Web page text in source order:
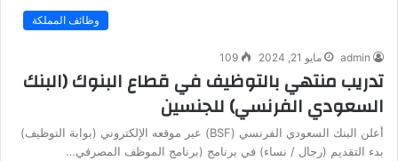
وظائف المملكة
admin مايو 21, 2024 109
تدريب منتهي بالتوظيف في قطاع البنوك (البنك
السعودي الفرنسي) للجنسين
أعلن البنك السعودي الفرنسي (BSF) عبر موقعه الإلكتروني (بوابة التوظيف)
بدء التقديم (رجال / نساء) في برنامج (برنامج الموظف المصرفي…